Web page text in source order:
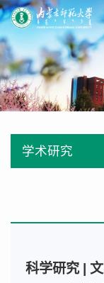
学术研究
科学研究 |